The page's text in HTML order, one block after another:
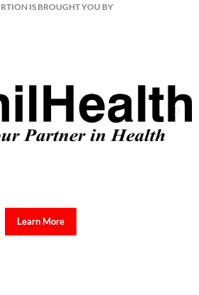
IS BROUGHT YOU BY
Learn More